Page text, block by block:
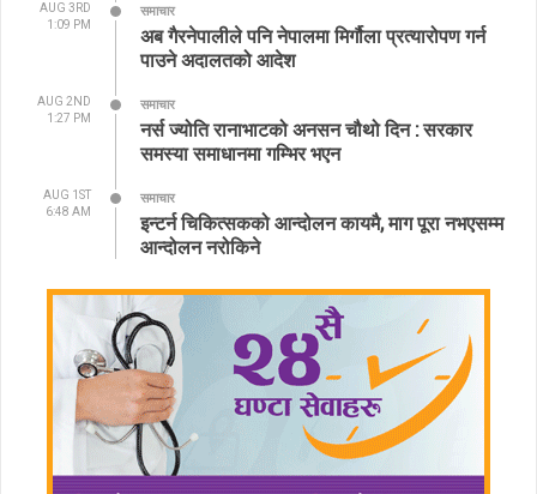
AUG 3RD
1:09 PM
समाचार
अब गैरनेपालीले पनि नेपालमा मिर्गौला प्रत्यारोपण गर्न
पाउने अदालतको आदेश
AUG 2ND
1:27 PM
समाचार
नर्स ज्योति रानाभाटको अनसन चौथो दिन : सरकार
समस्या समाधानमा गम्भिर भएन
AUG 1ST
6:48 AM
समाचार
इन्टर्न चिकित्सकको आन्दोलन कायमै, माग पूरा नभएसम्म
आन्दोलन नरोकिने